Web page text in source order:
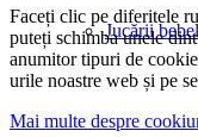
Jucării
Faceți clic pe diferitele
puteți schimba unele
anumitor tipuri de
urile noastre web și pe
Mai multe despre